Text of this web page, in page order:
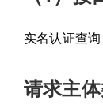
实名认证查询
请求主